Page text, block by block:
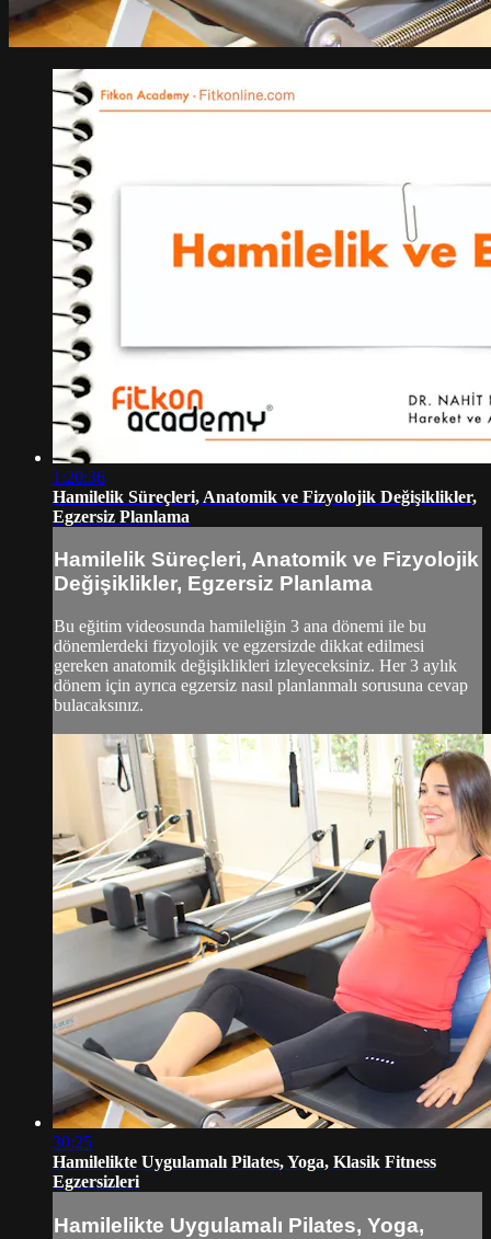
1:20:36
Hamilelik Süreçleri, Anatomik ve Fizyolojik Değişiklikler,
Egzersiz Planlama
Hamilelik Süreçleri, Anatomik ve Fizyolojik
Değişiklikler, Egzersiz Planlama
Bu eğitim videosunda hamileliğin 3 ana dönemi ile bu
dönemlerdeki fizyolojik ve egzersizde dikkat edilmesi
gereken anatomik değişiklikleri izleyeceksiniz. Her 3 aylık
dönem için ayrıca egzersiz nasıl planlanmalı sorusuna cevap
bulacaksınız.
30:25
Hamilelikte Uygulamalı Pilates, Yoga, Klasik Fitness
Egzersizleri
Hamilelikte Uygulamalı Pilates, Yoga,